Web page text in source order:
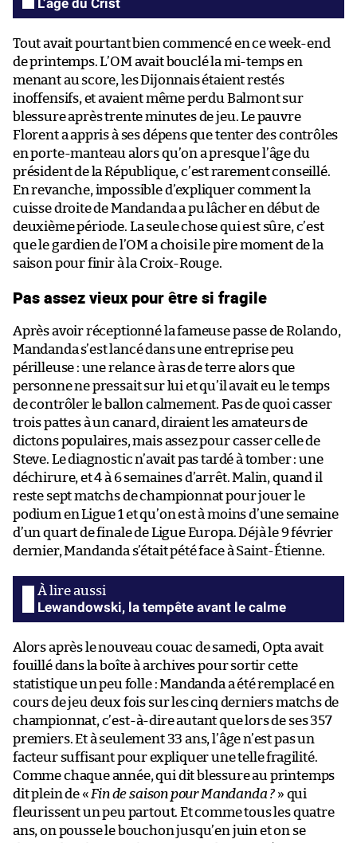
Tout avait pourtant bien commencé en ce week-end
de printemps. L’OM avait bouclé la mi-temps en
menant au score, les Dijonnais étaient restés
inoffensifs, et avaient même perdu Balmont sur
blessure après trente minutes de jeu. Le pauvre
Florent a appris à ses dépens que tenter des contrôles
en porte-manteau alors qu’on a presque l’âge du
président de la République, c’est rarement conseillé.
En revanche, impossible d’expliquer comment la
cuisse droite de Mandanda a pu lâcher en début de
deuxième période. La seule chose qui est sûre, c’est
que le gardien de l’OM a choisi le pire moment de la
saison pour finir à la Croix-Rouge.
Pas assez vieux pour être si fragile
Après avoir réceptionné la fameuse passe de Rolando,
Mandanda s’est lancé dans une entreprise peu
périlleuse : une relance à ras de terre alors que
personne ne pressait sur lui et qu’il avait eu le temps
de contrôler le ballon calmement. Pas de quoi casser
trois pattes à un canard, diraient les amateurs de
dictons populaires, mais assez pour casser celle de
Steve. Le diagnostic n’avait pas tardé à tomber : une
déchirure, et 4 à 6 semaines d’arrêt. Malin, quand il
reste sept matchs de championnat pour jouer le
podium en Ligue 1 et qu’on est à moins d’une semaine
d’un quart de finale de Ligue Europa. Déjà le 9 février
dernier, Mandanda s’était pété face à Saint-Étienne.
Lewandowski, la tempête avant le calme
Alors après le nouveau couac de samedi, Opta avait
fouillé dans la boîte à archives pour sortir cette
statistique un peu folle : Mandanda a été remplacé en
cours de jeu deux fois sur les cinq derniers matchs de
championnat, c’est-à-dire autant que lors de ses 357
premiers. Et à seulement 33 ans, l’âge n’est pas un
facteur suffisant pour expliquer une telle fragilité.
Comme chaque année, qui dit blessure au printemps
dit plein de « Fin de saison pour Mandanda ?» qui
fleurissent un peu partout. Et comme tous les quatre
ans, on pousse le bouchon jusqu’en juin et on se